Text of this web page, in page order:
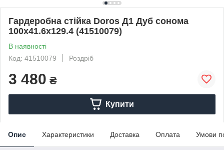
Гардеробна стійка Doros Д1 Дуб сонома
100х41.6х129.4 (41510079)
В наявності
Код: 41510079
Роздріб
3 480 ₴
Купити
Опис Характеристики Доставка Оплата Умови